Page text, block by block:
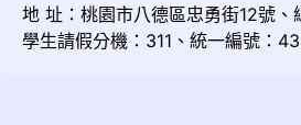
地 址：桃園市八德區忠勇街12號
學生請假分機：311、統一編號：